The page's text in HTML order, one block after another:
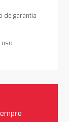
de garantía